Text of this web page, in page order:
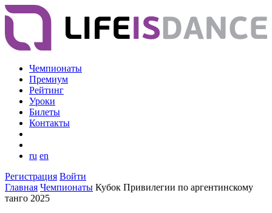
Чемпионаты
Премиум
Рейтинг
Уроки
Билеты
Контакты
ru en
Регистрация Войти
Главная Чемпионаты Кубок Привилегии по аргентинскому
танго 2025